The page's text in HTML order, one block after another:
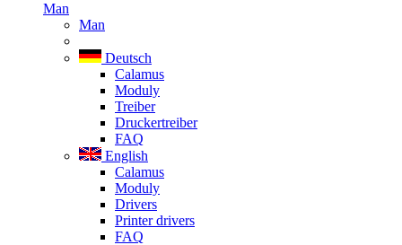
Man
Man
Deutsch
Calamus
Moduly
Treiber
Druckertreiber
FAQ
English
Calamus
Moduly
Drivers
Printer drivers
FAQ